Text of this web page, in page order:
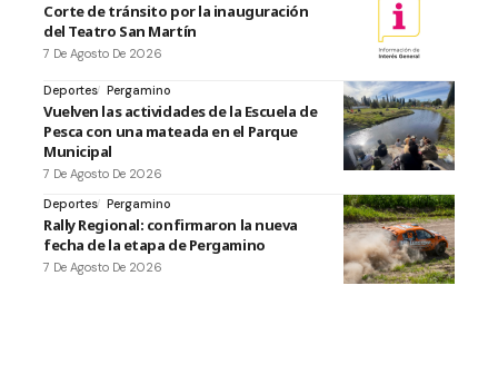
Corte de tránsito por la inauguración
del Teatro San Martín
7 De Agosto De 2026
Deportes Pergamino
Vuelven las actividades de la Escuela de
Pesca con una mateada en el Parque
Municipal
7 De Agosto De 2026
Deportes Pergamino
Rally Regional: confirmaron la nueva
fecha de la etapa de Pergamino
7 De Agosto De 2026